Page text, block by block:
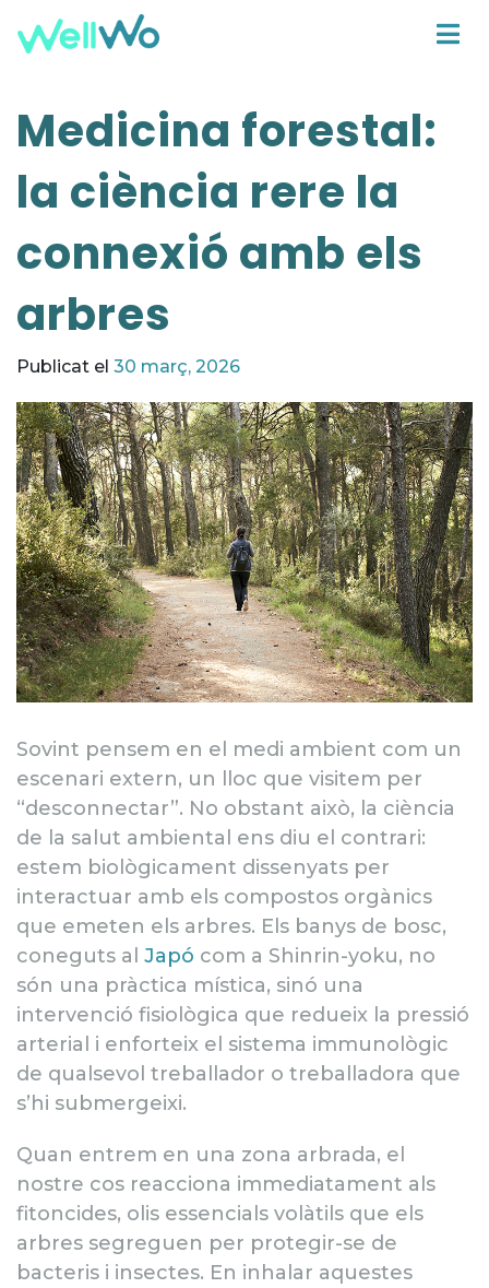
Medicina forestal:
la ciència rere la
connexió amb els
arbres
Publicat el 30 març, 2026
Sovint pensem en el medi ambient com un
escenari extern, un lloc que visitem per
“desconnectar”. No obstant això, la ciència
de la salut ambiental ens diu el contrari:
estem biològicament dissenyats per
interactuar amb els compostos orgànics
que emeten els arbres. Els banys de bosc,
coneguts al Japó com a Shinrin-yoku, no
són una pràctica mística, sinó una
intervenció fisiològica que redueix la pressió
arterial i enforteix el sistema immunològic
de qualsevol treballador o treballadora que
s’hi submergeixi.
Quan entrem en una zona arbrada, el
nostre cos reacciona immediatament als
fitoncides, olis essencials volàtils que els
arbres segreguen per protegir-se de
bacteris i insectes. En inhalar aquestes